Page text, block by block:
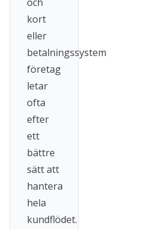
kort
eller
betalningssystem
företag
letar
ofta
efter
ett
bättre
sätt att
hantera
hela
kundflödet.